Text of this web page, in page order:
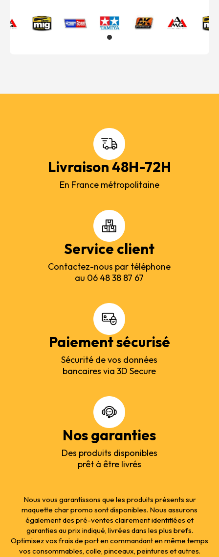
Livraison 48H-72H
En France métropolitaine
Service client
Contactez-nous par téléphone
au 06 48 38 87 67
Paiement sécurisé
Sécurité de vos données
bancaires via 3D Secure
Nos garanties
Des produits disponibles
prêt à être livrés
Nous vous garantissons que les produits présents sur
maquette char promo sont disponibles. Nous assurons
également des pré-ventes clairement identifiées et
garanties au prix indiqué, livrées dans les plus brefs.
Optimisez vos frais de port en commandant en même temps
vos consommables, colle, pinceaux, peintures et autres.